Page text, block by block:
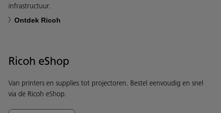
infrastructuur.
Ontdek Ricoh
Ricoh eShop
Van printers en supplies tot projectoren. Bestel eenvoudig en snel
via de Ricoh eShop.